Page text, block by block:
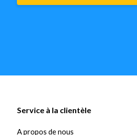
Service à la clientèle
A propos de nous